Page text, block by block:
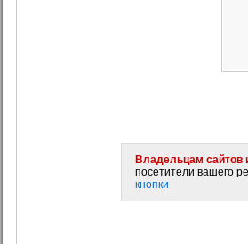
Владельцам сайтов
посетители вашего
кнопки